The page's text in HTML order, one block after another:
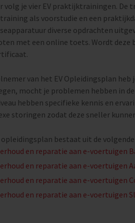
volg je vier EV praktijktrainingen.
als voorstudie en een
diverse opdrachten
met een online toets. Wordt deze
van het EV Opleidingsplan
mocht je problemen hebben in
hebben specifieke kennis en
storingen zodat deze sneller
opleidingsplan bestaat uit de
en reparatie aan e-voertuigen
en reparatie aan e-voertuigen
en reparatie aan e-voertuigen
en reparatie aan e-voertuigen